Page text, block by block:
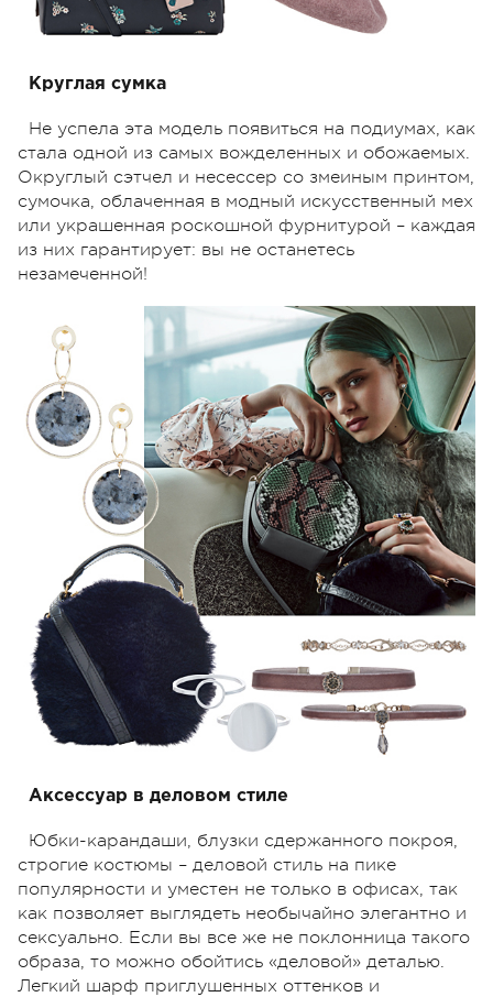
Круглая сумка
Не успела эта модель появиться на подиумах, как
стала одной из самых вожделенных и обожаемых.
Округлый сэтчел и несессер со змеиным принтом,
сумочка, облаченная в модный искусственный мех
или украшенная роскошной фурнитурой – каждая
из них гарантирует: вы не останетесь
незамеченной!
Аксессуар в деловом стиле
Юбки-карандаши, блузки сдержанного покроя,
строгие костюмы – деловой стиль на пике
популярности и уместен не только в офисах, так
как позволяет выглядеть необычайно элегантно и
сексуально. Если вы все же не поклонница такого
образа, то можно обойтись «деловой» деталью.
Легкий шарф приглушенных оттенков и